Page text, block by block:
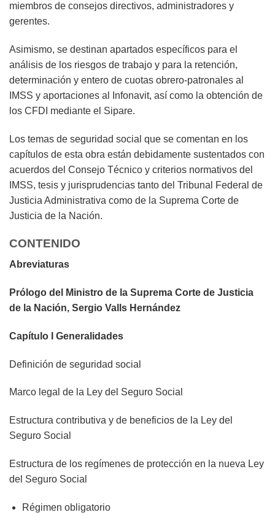
miembros de consejos directivos, administradores y
gerentes.
Asimismo, se destinan apartados específicos para el
análisis de los riesgos de trabajo y para la retención,
determinación y entero de cuotas obrero-patronales al
IMSS y aportaciones al Infonavit, así como la obtención de
los CFDI mediante el Sipare.
Los temas de seguridad social que se comentan en los
capítulos de esta obra están debidamente sustentados con
acuerdos del Consejo Técnico y criterios normativos del
IMSS, tesis y jurisprudencias tanto del Tribunal Federal de
Justicia Administrativa como de la Suprema Corte de
Justicia de la Nación.
CONTENIDO
Abreviaturas
Prólogo del Ministro de la Suprema Corte de Justicia
de la Nación, Sergio Valls Hernández
Capítulo I Generalidades
Definición de seguridad social
Marco legal de la Ley del Seguro Social
Estructura contributiva y de beneficios de la Ley del
Seguro Social
Estructura de los regímenes de protección en la nueva Ley
del Seguro Social
Régimen obligatorio